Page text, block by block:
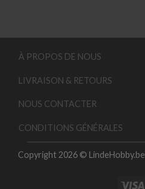
À PROPOS DE NOUS
LIVRAISON & RETOURS
NOUS CONTACTER
CONDITIONS GÉNÉRALES
Copyright 2026 © LindeHobby.be